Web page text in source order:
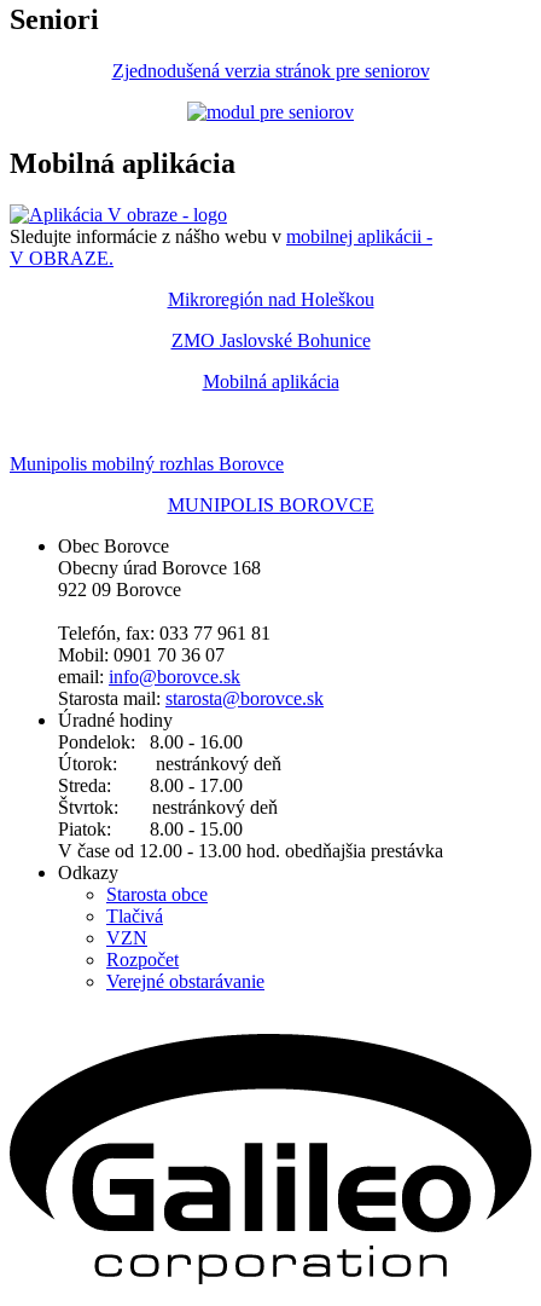
Seniori
Zjednodušená verzia stránok pre seniorov
Mobilná aplikácia
Sledujte informácie z nášho webu v mobilnej aplikácii -
V OBRAZE.
Mikroregión nad Holeškou
ZMO Jaslovské Bohunice
Mobilná aplikácia
Munipolis mobilný rozhlas Borovce
MUNIPOLIS BOROVCE
Obec Borovce
Obecny úrad Borovce 168
922 09 Borovce
Telefón, fax: 033 77 961 81
Mobil: 0901 70 36 07
email: info@borovce.sk
Starosta mail: starosta@borovce.sk
Úradné hodiny
Pondelok: 8.00 - 16.00
Útorok: nestránkový deň
Streda: 8.00 - 17.00
Štvrtok: nestránkový deň
Piatok: 8.00 - 15.00
V čase od 12.00 - 13.00 hod. obedňajšia prestávka
Odkazy
Starosta obce
Tlačivá
VZN
Rozpočet
Verejné obstarávanie